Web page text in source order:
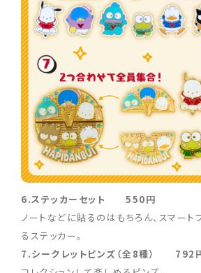
6.ステッカーセット 550円
ノートなどに貼るのはもちろん、スマート
るステッカー。
7.シークレットピンズ（全8種） 792